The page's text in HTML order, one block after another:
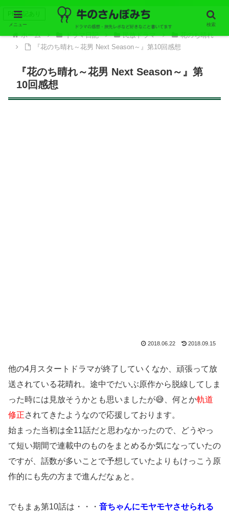
PR表記あり
ホーム ドラマ日記 民放ドラマ
花のち晴れ
『花のち晴れ～花男 Next Season～』第10回感想
『花のち晴れ～花男 Next Season～』第
10回感想
2018.06.22 2018.09.15
他の4月スタートドラマが終了していくなか、頑張って放
送されている花晴れ。途中でだいぶ原作から脱線してしま
った時には見放そうかとも思いましたが😅、何とか軌道
修正されてきたようなので応援しております。
始まった当初は全11話だと思わなかったので、どうやっ
て短い期間で連載中のものをまとめるか気になっていたの
ですが、話数が多いことで予想していたよりもけっこう原
作的にも先の方まで進んだなぁと。
でもまぁ第10話は・・・ 音ちゃんにモヤモヤさせられる
メニュー 検索